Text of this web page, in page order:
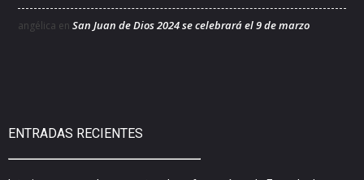
angélica en San Juan de Dios 2024 se celebrará el 9 de marzo
ENTRADAS RECIENTES